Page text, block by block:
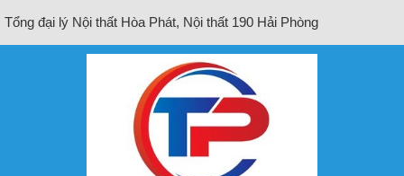
Tổng đại lý Nội thất Hòa Phát, Nội thất 190 Hải Phòng